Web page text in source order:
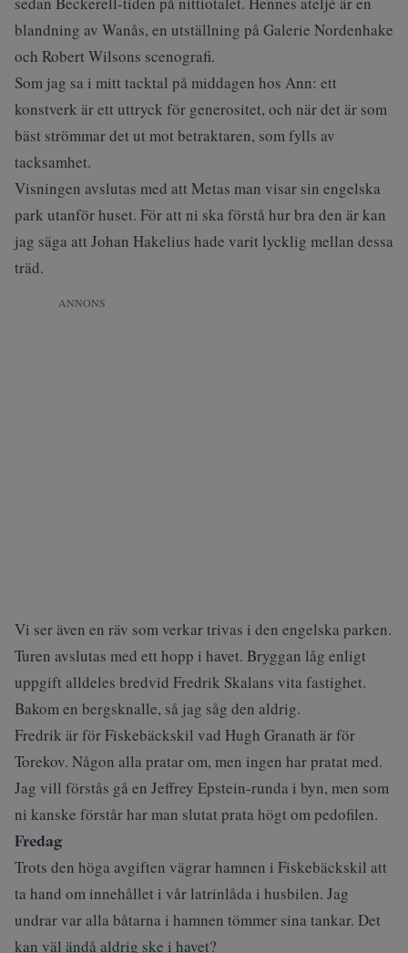
blandning av Wanås, en utställning på Galerie Nordenhake
och Robert Wilsons scenografi.
Som jag sa i mitt tacktal på middagen hos Ann: ett
konstverk är ett uttryck för generositet, och när det är som
bäst strömmar det ut mot betraktaren, som fylls av
tacksamhet.
Visningen avslutas med att Metas man visar sin engelska
park utanför huset. För att ni ska förstå hur bra den är kan
jag säga att Johan Hakelius hade varit lycklig mellan dessa
träd.
ANNONS
Vi ser även en räv som verkar trivas i den engelska parken.
Turen avslutas med ett hopp i havet. Bryggan låg enligt
uppgift alldeles bredvid Fredrik Skalans vita fastighet.
Bakom en bergsknalle, så jag såg den aldrig.
Fredrik är för Fiskebäckskil vad Hugh Granath är för
Torekov. Någon alla pratar om, men ingen har pratat med.
Jag vill förstås gå en Jeffrey Epstein-runda i byn, men som
ni kanske förstår har man slutat prata högt om pedofilen.
Fredag
Trots den höga avgiften vägrar hamnen i Fiskebäckskil att
ta hand om innehållet i vår latrinlåda i husbilen. Jag
undrar var alla båtarna i hamnen tömmer sina tankar. Det
kan väl ändå aldrig ske i havet?